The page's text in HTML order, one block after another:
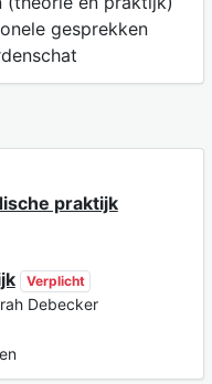
gesprekken
praktijk
Verplicht
Debecker